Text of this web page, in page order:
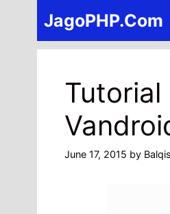
JagoPHP.Com
Tutorial
June 17, 2015 by